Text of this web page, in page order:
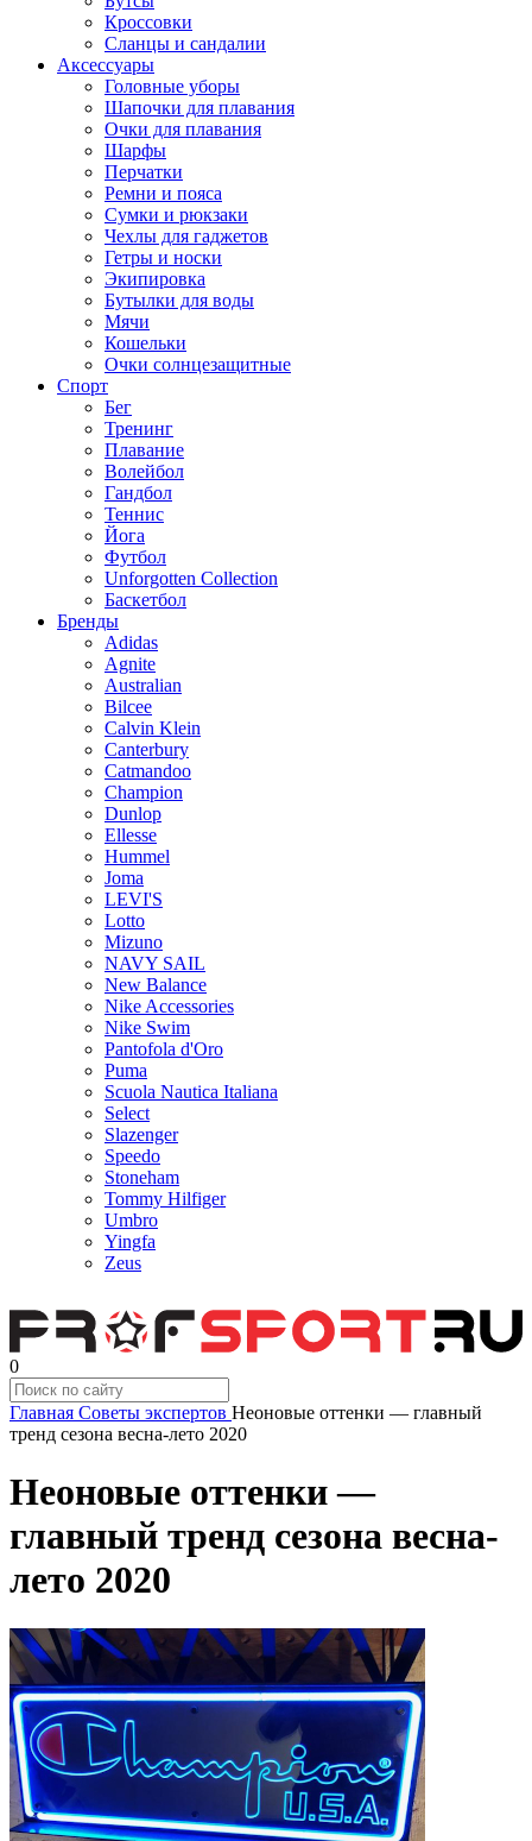
Кроссовки
Сланцы и сандалии
Аксессуары
Головные уборы
Шапочки для плавания
Очки для плавания
Шарфы
Перчатки
Ремни и пояса
Сумки и рюкзаки
Чехлы для гаджетов
Гетры и носки
Экипировка
Бутылки для воды
Мячи
Кошельки
Очки солнцезащитные
Спорт
Бег
Тренинг
Плавание
Волейбол
Гандбол
Теннис
Йога
Футбол
Unforgotten Collection
Баскетбол
Бренды
Adidas
Agnite
Australian
Bilcee
Calvin Klein
Canterbury
Catmandoo
Champion
Dunlop
Ellesse
Hummel
Joma
LEVI'S
Lotto
Mizuno
NAVY SAIL
New Balance
Nike Accessories
Nike Swim
Pantofola d'Oro
Puma
Scuola Nautica Italiana
Select
Slazenger
Speedo
Stoneham
Tommy Hilfiger
Umbro
Yingfa
Zeus
0
Главная Советы экспертов Неоновые оттенки — главный
тренд сезона весна-лето 2020
Неоновые оттенки —
главный тренд сезона весна-
лето 2020